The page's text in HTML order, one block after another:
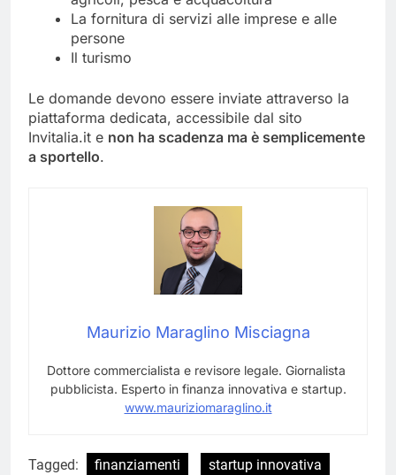
La fornitura di servizi alle imprese e alle
persone
Il turismo
Le domande devono essere inviate attraverso la
piattaforma dedicata, accessibile dal sito
Invitalia.it e non ha scadenza ma è semplicemente
a sportello.
Maurizio Maraglino Misciagna
Dottore commercialista e revisore legale. Giornalista
pubblicista. Esperto in finanza innovativa e startup.
www.mauriziomaraglino.it
Tagged: finanziamenti startup innovativa